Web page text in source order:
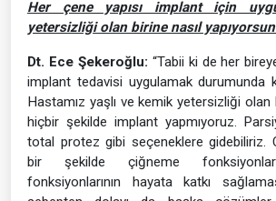
Her çene yapısı implant için
yetersizliği olan birine nasıl
Dt. Ece Şekeroğlu: “Tabii ki de her
implant tedavisi uygulamak durumunda
Hastamız yaşlı ve kemik yetersizliği
hiçbir şekilde implant yapmıyoruz.
total protez gibi seçeneklere gidebiliriz.
bir şekilde çiğneme
fonksiyonlarının hayata katkı